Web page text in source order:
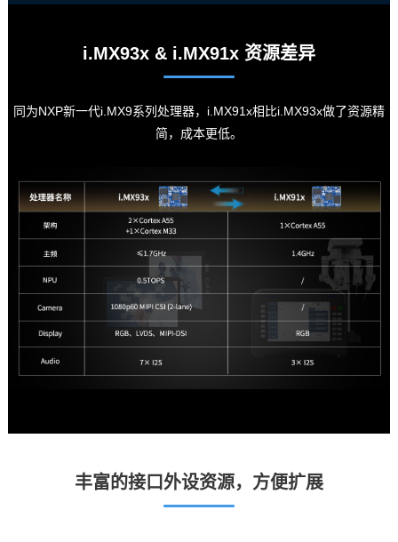
i.MX93x & i.MX91x 资源差异
同为NXP新一代i.MX9系列处理器，i.MX91x相比i.MX93x做了资源精
简，成本更低。
丰富的接口外设资源，方便扩展